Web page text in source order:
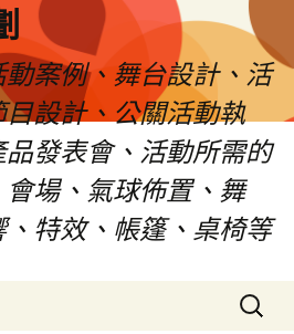
案例、舞台設計、活
設計、公關活動執
發表會、活動所需的
場、氣球佈置、舞
特效、帳篷、桌椅等
搜
尋